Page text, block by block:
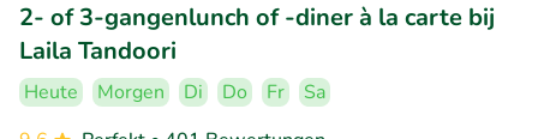
2- of 3-gangenlunch of -diner à la carte bij
Laila Tandoori
Heute Morgen Di Do Fr
Sa